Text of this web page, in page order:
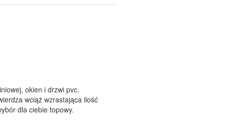
okien i drzwi pvc.
wciąż wzrastająca ilość
dla ciebie topowy.